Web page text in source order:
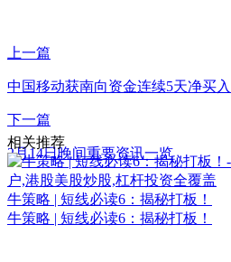
上一篇
中国移动获南向资金连续5天净买入
下一篇
2月14日晚间重要资讯一览
相关推荐
牛策略 | 短线必读6：揭秘打板！
牛策略 | 短线必读6：揭秘打板！